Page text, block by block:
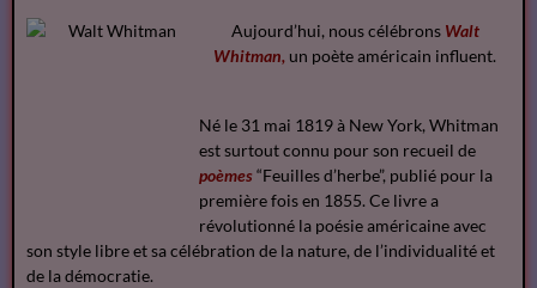
Aujourd’hui, nous célébrons Walt
Whitman, un poète américain influent.
Né le 31 mai 1819 à New York, Whitman
est surtout connu pour son recueil de
poèmes “Feuilles d’herbe”, publié pour la
première fois en 1855. Ce livre a
révolutionné la poésie américaine avec
son style libre et sa célébration de la nature, de l’individualité et
de la démocratie.